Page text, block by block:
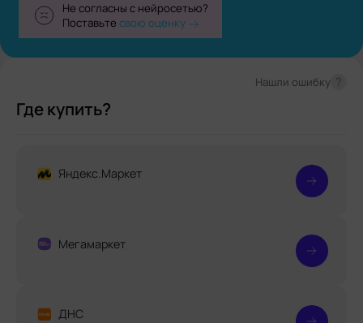
Не согласны с нейросетью?
Поставьтесвою оценку
Где купить?
Нашли ошибку
Яндекс.Маркет
Мегамаркет
ДНС